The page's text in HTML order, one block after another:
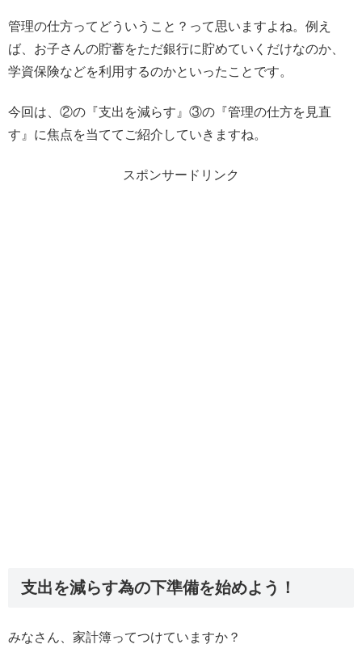
管理の仕方ってどういうこと？って思いますよね。例え
ば、お子さんの貯蓄をただ銀行に貯めていくだけなのか、
学資保険などを利用するのかといったことです。
今回は、②の『支出を減らす』③の『管理の仕方を見直
す』に焦点を当ててご紹介していきますね。
スポンサードリンク
支出を減らす為の下準備を始めよう！
みなさん、家計簿ってつけていますか？